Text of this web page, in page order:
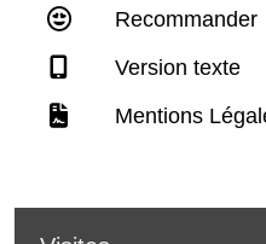
Recommander
Version texte
Mentions